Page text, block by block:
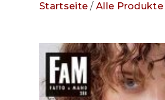
Startseite /Alle Produkte